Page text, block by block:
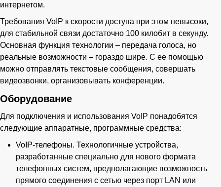
интернетом.
Требования VoIP к скорости доступа при этом невысоки,
для стабильной связи достаточно 100 килобит в секунду.
Основная функция технологии – передача голоса, но
реальные возможности – гораздо шире. С ее помощью
можно отправлять текстовые сообщения, совершать
видеозвонки, организовывать конференции.
Оборудование
Для подключения и использования VoIP понадобятся
следующие аппаратные, программные средства:
VoIP-телефоны. Технологичные устройства,
разработанные специально для нового формата
телефонных систем, предполагающие возможность
прямого соединения с сетью через порт LAN или